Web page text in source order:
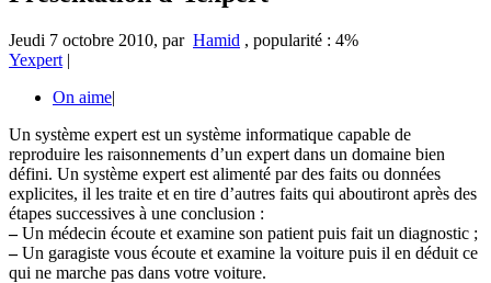
Jeudi 7 octobre 2010, par Hamid , popularité : 4%
Yexpert |
On aime|
Un système expert est un système informatique capable de
reproduire les raisonnements d’un expert dans un domaine bien
défini. Un système expert est alimenté par des faits ou données
explicites, il les traite et en tire d’autres faits qui aboutiront après des
étapes successives à une conclusion :
–Un médecin écoute et examine son patient puis fait un diagnostic ;
–Un garagiste vous écoute et examine la voiture puis il en déduit ce
qui ne marche pas dans votre voiture.